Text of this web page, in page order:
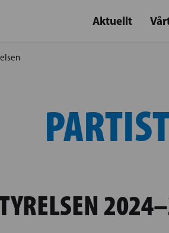
Aktuellt